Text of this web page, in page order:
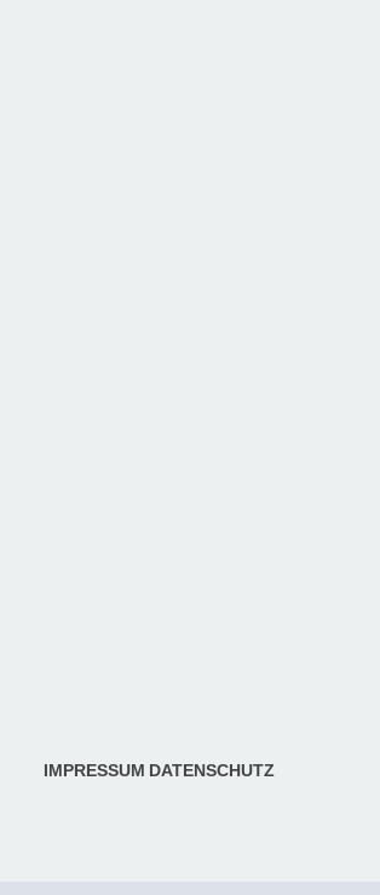
IMPRESSUM DATENSCHUTZ